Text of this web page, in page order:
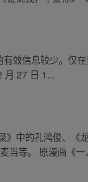
有效信息较少。
月 27 日 1...
》中的孔鸿俊、《
当等。 原漫画《